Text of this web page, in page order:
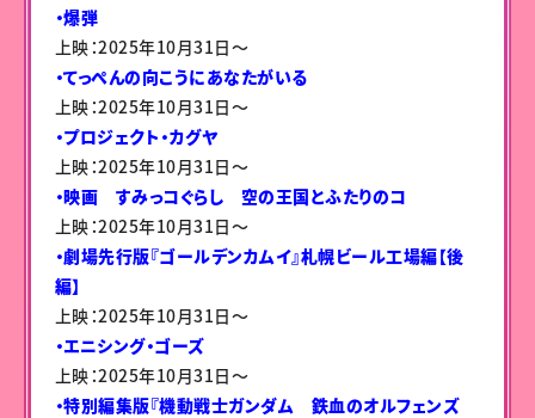
・爆弾
上映：2025年10月31日〜
・てっぺんの向こうにあなたがいる
上映：2025年10月31日〜
・プロジェクト・カグヤ
上映：2025年10月31日〜
・映画 すみっコぐらし 空の王国とふたりのコ
上映：2025年10月31日〜
・劇場先行版『ゴールデンカムイ』札幌ビール工場編【後
編】
上映：2025年10月31日〜
・エニシング・ゴーズ
上映：2025年10月31日〜
・特別編集版『機動戦士ガンダム 鉄血のオルフェンズ